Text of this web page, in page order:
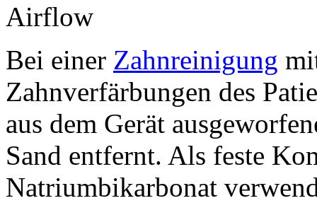
Airflow
Bei einer Zahnreinigung
Zahnverfärbungen des
aus dem Gerät
Sand entfernt. Als feste
Natriumbikarbonat